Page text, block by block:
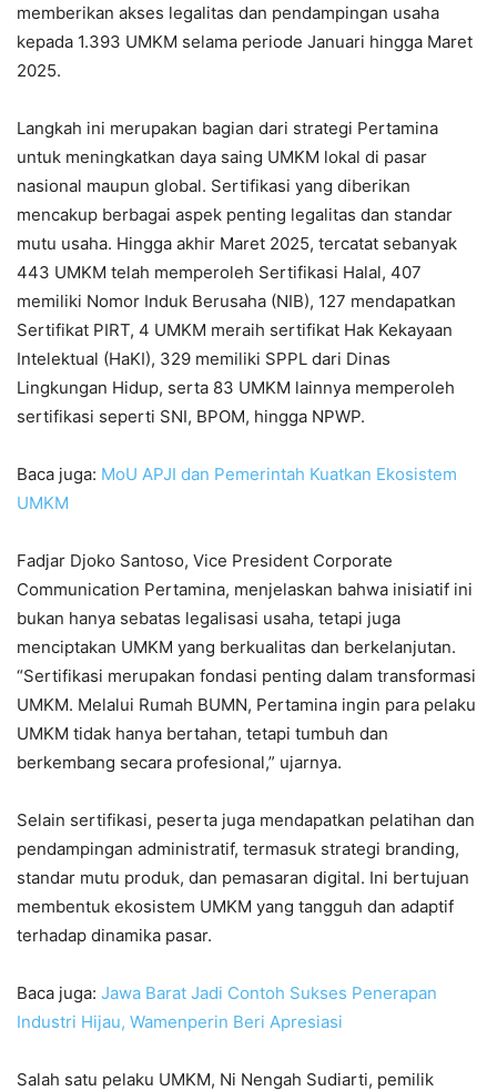
memberikan akses legalitas dan pendampingan usaha
kepada 1.393 UMKM selama periode Januari hingga Maret
2025.
Langkah ini merupakan bagian dari strategi Pertamina
untuk meningkatkan daya saing UMKM lokal di pasar
nasional maupun global. Sertifikasi yang diberikan
mencakup berbagai aspek penting legalitas dan standar
mutu usaha. Hingga akhir Maret 2025, tercatat sebanyak
443 UMKM telah memperoleh Sertifikasi Halal, 407
memiliki Nomor Induk Berusaha (NIB), 127 mendapatkan
Sertifikat PIRT, 4 UMKM meraih sertifikat Hak Kekayaan
Intelektual (HaKI), 329 memiliki SPPL dari Dinas
Lingkungan Hidup, serta 83 UMKM lainnya memperoleh
sertifikasi seperti SNI, BPOM, hingga NPWP.
Baca juga: MoU APJI dan Pemerintah Kuatkan Ekosistem
UMKM
Fadjar Djoko Santoso, Vice President Corporate
Communication Pertamina, menjelaskan bahwa inisiatif ini
bukan hanya sebatas legalisasi usaha, tetapi juga
menciptakan UMKM yang berkualitas dan berkelanjutan.
“Sertifikasi merupakan fondasi penting dalam transformasi
UMKM. Melalui Rumah BUMN, Pertamina ingin para pelaku
UMKM tidak hanya bertahan, tetapi tumbuh dan
berkembang secara profesional,” ujarnya.
Selain sertifikasi, peserta juga mendapatkan pelatihan dan
pendampingan administratif, termasuk strategi branding,
standar mutu produk, dan pemasaran digital. Ini bertujuan
membentuk ekosistem UMKM yang tangguh dan adaptif
terhadap dinamika pasar.
Baca juga: Jawa Barat Jadi Contoh Sukses Penerapan
Industri Hijau, Wamenperin Beri Apresiasi
Salah satu pelaku UMKM, Ni Nengah Sudiarti, pemilik